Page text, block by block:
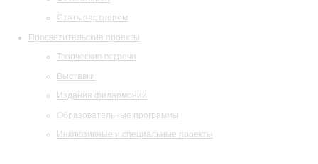
Стать партнером
Просветительские проекты
Творческие встречи
Выставки
Издания филармонии
Образовательные программы
Инклюзивные и специальные проекты